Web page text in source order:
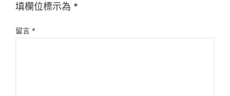
填欄位標示為 *
留言 *